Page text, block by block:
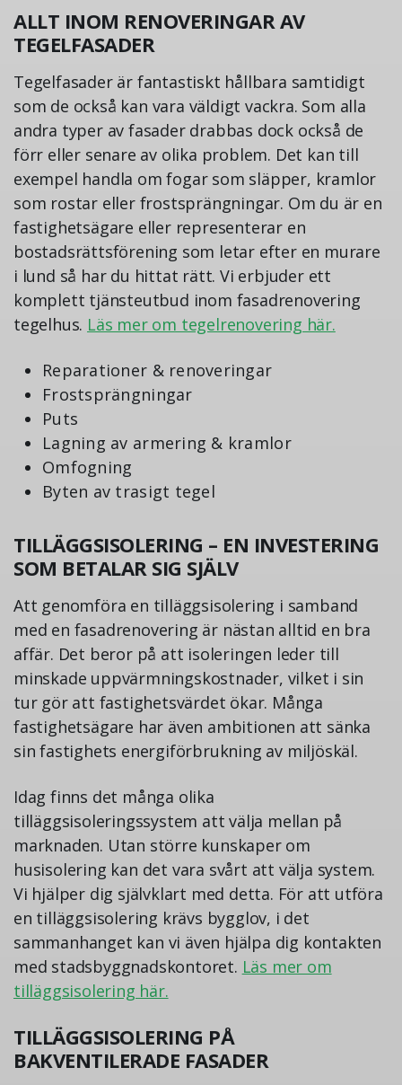
ALLT INOM RENOVERINGAR AV
TEGELFASADER
Tegelfasader är fantastiskt hållbara samtidigt
som de också kan vara väldigt vackra. Som alla
andra typer av fasader drabbas dock också de
förr eller senare av olika problem. Det kan till
exempel handla om fogar som släpper, kramlor
som rostar eller frostsprängningar. Om du är en
fastighetsägare eller representerar en
bostadsrättsförening som letar efter en murare
i lund så har du hittat rätt. Vi erbjuder ett
komplett tjänsteutbud inom fasadrenovering
tegelhus. Läs mer om tegelrenovering här.
Reparationer & renoveringar
Frostsprängningar
Puts
Lagning av armering & kramlor
Omfogning
Byten av trasigt tegel
TILLÄGGSISOLERING – EN INVESTERING
SOM BETALAR SIG SJÄLV
Att genomföra en tilläggsisolering i samband
med en fasadrenovering är nästan alltid en bra
affär. Det beror på att isoleringen leder till
minskade uppvärmningskostnader, vilket i sin
tur gör att fastighetsvärdet ökar. Många
fastighetsägare har även ambitionen att sänka
sin fastighets energiförbrukning av miljöskäl.
Idag finns det många olika
tilläggsisoleringssystem att välja mellan på
marknaden. Utan större kunskaper om
husisolering kan det vara svårt att välja system.
Vi hjälper dig självklart med detta. För att utföra
en tilläggsisolering krävs bygglov, i det
sammanhanget kan vi även hjälpa dig kontakten
med stadsbyggnadskontoret. Läs mer om
tilläggsisolering här.
TILLÄGGSISOLERING PÅ
BAKVENTILERADE FASADER